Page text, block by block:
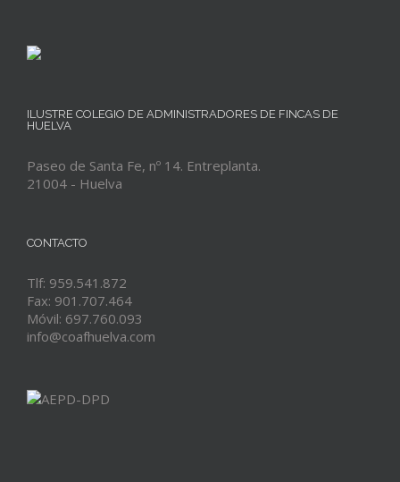
ILUSTRE COLEGIO DE ADMINISTRADORES DE FINCAS DE
HUELVA
Paseo de Santa Fe, nº 14. Entreplanta.
21004 - Huelva
CONTACTO
Tlf: 959.541.872
Fax: 901.707.464
Móvil: 697.760.093
info@coafhuelva.com